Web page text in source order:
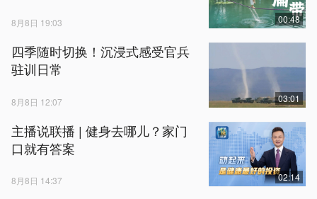
8月8日 19:03 00:48
四季随时切换！沉浸式感受官兵
驻训日常
8月8日 12:07 03:01
主播说联播 | 健身去哪儿？家门
口就有答案
8月8日 14:37 02:14